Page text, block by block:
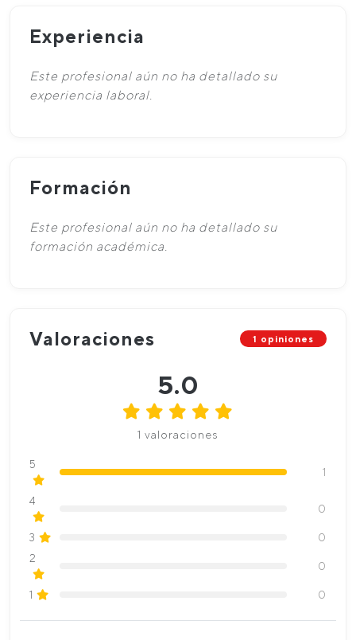
Experiencia
Este profesional aún no ha detallado su
experiencia laboral.
Formación
Este profesional aún no ha detallado su
formación académica.
Valoraciones 1 opiniones
5.0
1 valoraciones
5
1
4
0
3
0
2
0
1 0